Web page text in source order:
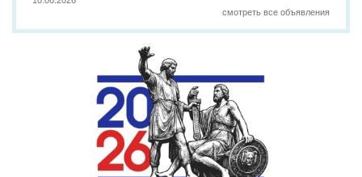
смотреть все объявления